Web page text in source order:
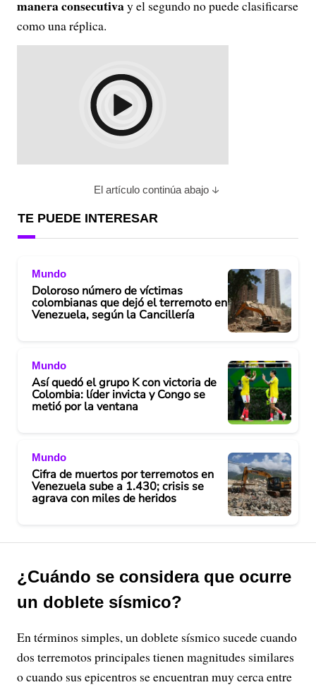
manera consecutivay el segundo no puede clasificarse
como una réplica.
El artículo continúa abajo
TE PUEDE INTERESAR
Mundo
Doloroso número de víctimas
colombianas que dejó el terremoto en
Venezuela, según la Cancillería
Mundo
Así quedó el grupo K con victoria de
Colombia: líder invicta y Congo se
metió por la ventana
Mundo
Cifra de muertos por terremotos en
Venezuela sube a 1.430; crisis se
agrava con miles de heridos
¿Cuándo se considera que ocurre
un doblete sísmico?
En términos simples, un doblete sísmico sucede cuando
dos terremotos principales tienen magnitudes similares
o cuando sus epicentros se encuentran muy cerca entre